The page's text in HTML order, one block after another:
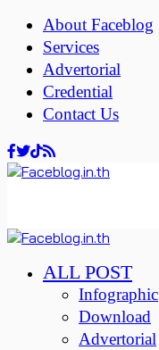
About Faceblog
Services
Advertorial
Credential
Contact Us
ALL POST
Infographic
Download
Advertorial